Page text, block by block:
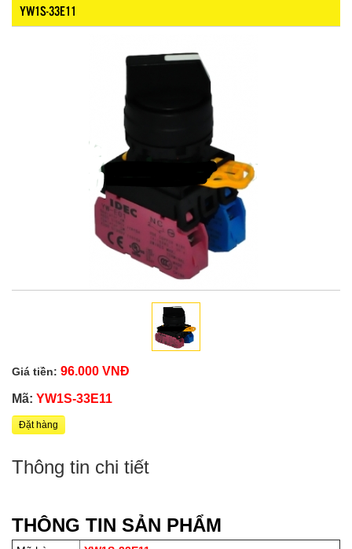
YW1S-33E11
Giá tiền: 96.000 VNĐ
Mã: YW1S-33E11
Đặt hàng
Thông tin chi tiết
THÔNG TIN SẢN PHẨM